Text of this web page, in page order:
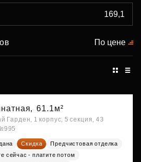
По цене
61.1м²
Гарден, 1 корпус, 5 секция, 43
Скидка
Предчистовая отделка
сейчас - платите потом